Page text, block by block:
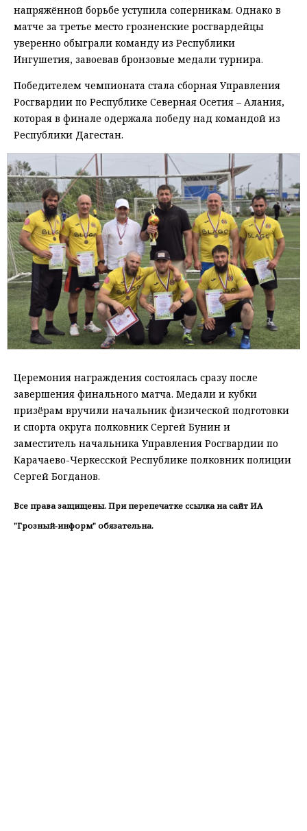
напряжённой борьбе уступила соперникам. Однако в
матче за третье место грозненские росгвардейцы
уверенно обыграли команду из Республики
Ингушетия, завоевав бронзовые медали турнира.
Победителем чемпионата стала сборная Управления
Росгвардии по Республике Северная Осетия – Алания,
которая в финале одержала победу над командой из
Республики Дагестан.
Церемония награждения состоялась сразу после
завершения финального матча. Медали и кубки
призёрам вручили начальник физической подготовки
и спорта округа полковник Сергей Бунин и
заместитель начальника Управления Росгвардии по
Карачаево-Черкесской Республике полковник полиции
Сергей Богданов.
Все права защищены. При перепечатке ссылка на сайт ИА
"Грозный-информ" обязательна.